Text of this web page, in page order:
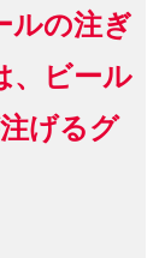
ルの注ぎ
、ビール
げるグ